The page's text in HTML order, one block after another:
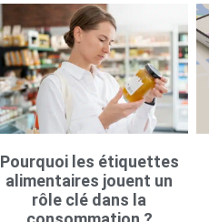
Pourquoi les étiquettes
alimentaires jouent un
rôle clé dans la